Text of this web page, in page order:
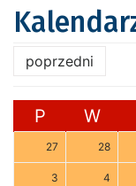
poprzedni
P W
27 28
3 4